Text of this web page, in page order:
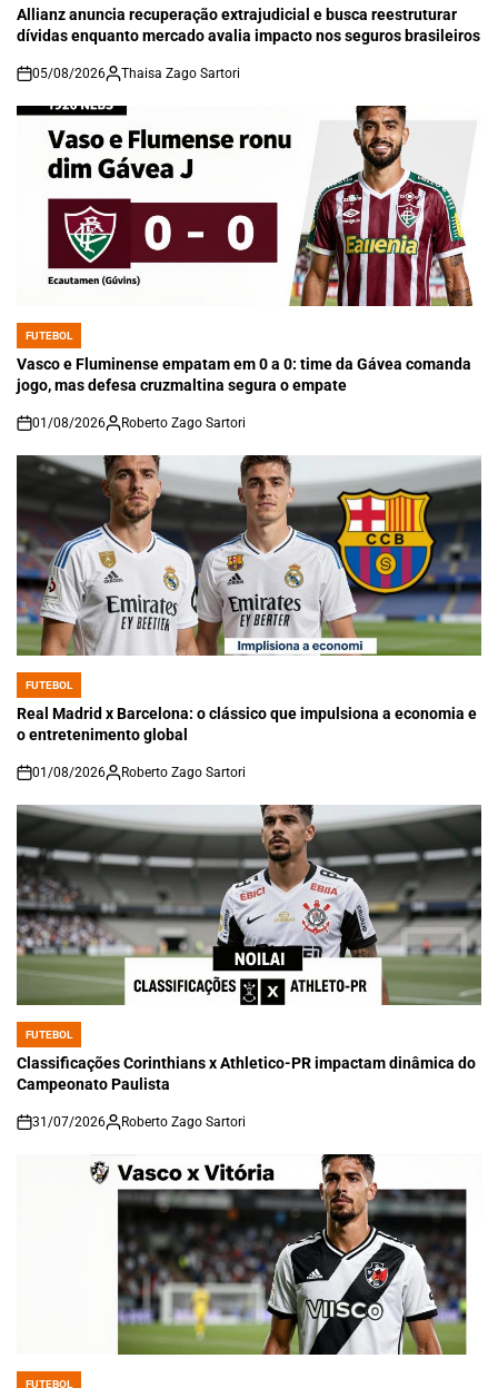
IN
Allianz anuncia recuperação extrajudicial e busca reestruturar
dívidas enquanto mercado avalia impacto nos seguros brasileiros
on
05/08/2026 Thaisa Zago Sartori
POSTED
IN
FUTEBOL
Vasco e Fluminense empatam em 0 a 0: time da Gávea comanda
jogo, mas defesa cruzmaltina segura o empate
on
01/08/2026 Roberto Zago Sartori
POSTED
IN
FUTEBOL
Real Madrid x Barcelona: o clássico que impulsiona a economia e
o entretenimento global
on
01/08/2026 Roberto Zago Sartori
POSTED
IN
FUTEBOL
Classificações Corinthians x Athletico-PR impactam dinâmica do
Campeonato Paulista
on
31/07/2026 Roberto Zago Sartori
FUTEBOL